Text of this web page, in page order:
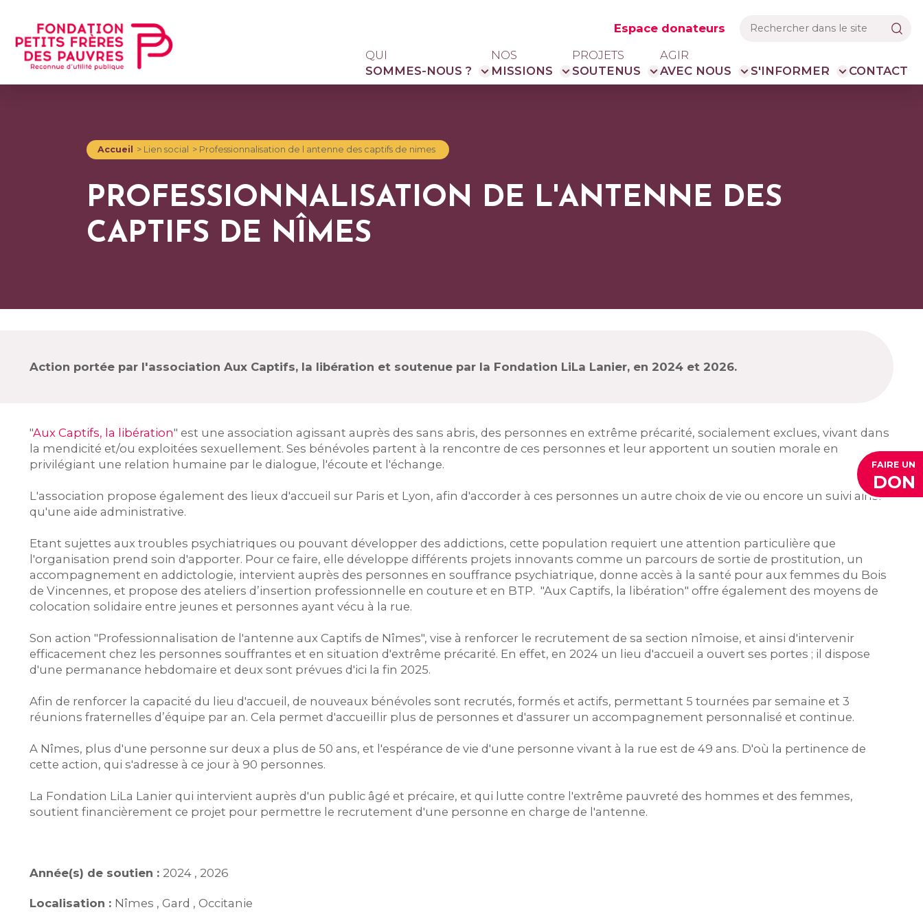
FAIRE UN
DON
Espace donateurs
QUI
SOMMES-NOUS ?
NOS
MISSIONS
PROJETS
SOUTENUS
AGIR
AVEC NOUS
S'INFORMER CONTACT
Accueil > Lien social > Professionnalisation de l antenne des captifs de nimes
PROFESSIONNALISATION DE L'ANTENNE DES
CAPTIFS DE NÎMES
Action portée par l'association Aux Captifs, la libération et soutenue par la Fondation LiLa Lanier, en 2024 et 2026.
"Aux Captifs, la libération" est une association agissant auprès des sans abris, des personnes en extrême précarité, socialement exclues, vivant dans
la mendicité et/ou exploitées sexuellement. Ses bénévoles partent à la rencontre de ces personnes et leur apportent un soutien morale en
privilégiant une relation humaine par le dialogue, l'écoute et l'échange.
L'association propose également des lieux d'accueil sur Paris et Lyon, afin d'accorder à ces personnes un autre choix de vie ou encore un suivi ainsi
qu'une aide administrative.
Etant sujettes aux troubles psychiatriques ou pouvant développer des addictions, cette population requiert une attention particulière que
l'organisation prend soin d'apporter. Pour ce faire, elle développe différents projets innovants comme un parcours de sortie de prostitution, un
accompagnement en addictologie, intervient auprès des personnes en souffrance psychiatrique, donne accès à la santé pour aux femmes du Bois
de Vincennes, et propose des ateliers d’insertion professionnelle en couture et en BTP. "Aux Captifs, la libération" offre également des moyens de
colocation solidaire entre jeunes et personnes ayant vécu à la rue.
Son action "Professionnalisation de l'antenne aux Captifs de Nîmes", vise à renforcer le recrutement de sa section nîmoise, et ainsi d'intervenir
efficacement chez les personnes souffrantes et en situation d'extrême précarité. En effet, en 2024 un lieu d'accueil a ouvert ses portes ; il dispose
d'une permanance hebdomaire et deux sont prévues d'ici la fin 2025.
Afin de renforcer la capacité du lieu d'accueil, de nouveaux bénévoles sont recrutés, formés et actifs, permettant 5 tournées par semaine et 3
réunions fraternelles d’équipe par an. Cela permet d'accueillir plus de personnes et d'assurer un accompagnement personnalisé et continue.
A Nîmes, plus d'une personne sur deux a plus de 50 ans, et l'espérance de vie d'une personne vivant à la rue est de 49 ans. D'où la pertinence de
cette action, qui s'adresse à ce jour à 90 personnes.
La Fondation LiLa Lanier qui intervient auprès d'un public âgé et précaire, et qui lutte contre l'extrême pauvreté des hommes et des femmes,
soutient financièrement ce projet pour permettre le recrutement d'une personne en charge de l'antenne.
Année(s) de soutien : 2024 , 2026
Localisation : Nîmes , Gard , Occitanie